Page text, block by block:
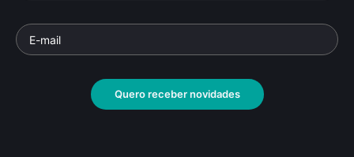
Quero receber novidades